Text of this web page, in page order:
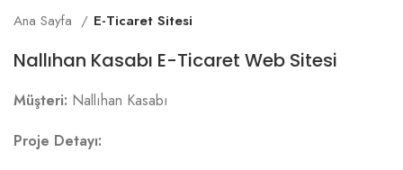
Ana Sayfa E-Ticaret Sitesi
Nallıhan Kasabı E-Ticaret Web Sitesi
Müşteri: Nallıhan Kasabı
Proje Detayı: